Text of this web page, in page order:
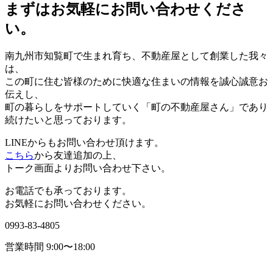
まずはお気軽にお問い合わせくださ
い。
南九州市知覧町で生まれ育ち、不動産屋として創業した我々
は、
この町に住む皆様のために快適な住まいの情報を誠心誠意お
伝えし、
町の暮らしをサポートしていく「町の不動産屋さん」であり
続けたいと思っております。
LINEからもお問い合わせ頂けます。
こちらから友達追加の上、
トーク画面よりお問い合わせ下さい。
お電話でも承っております。
お気軽にお問い合わせください。
0993-83-4805
営業時間 9:00〜18:00